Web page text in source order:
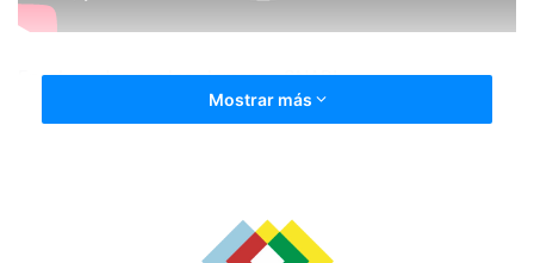
Encabezados por los alemanse SNAP!
Mostrar más